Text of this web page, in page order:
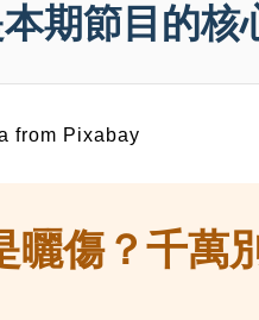
期節目的核
from Pixabay
曬傷？千萬